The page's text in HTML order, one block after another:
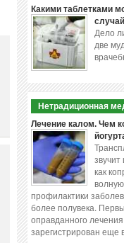
Какими таблетками
Дело
две
Нетрадиционная
Лечение калом. Чем
звучит
как
профилактики
более полувека.
оправданного
зарегистрирован еще